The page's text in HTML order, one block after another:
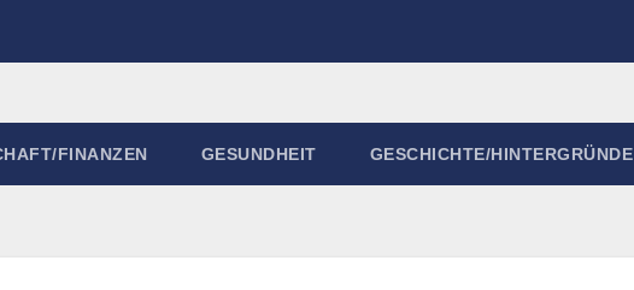
FINANZEN GESUNDHEIT GESCHICHTE/HINTERGRÜNDE